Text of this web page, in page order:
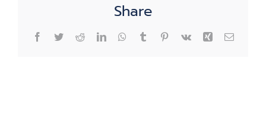
Share
Facebook
TwitterRedditLinkedInWhatsApp
TumblrPinterest
Vk Xing Email